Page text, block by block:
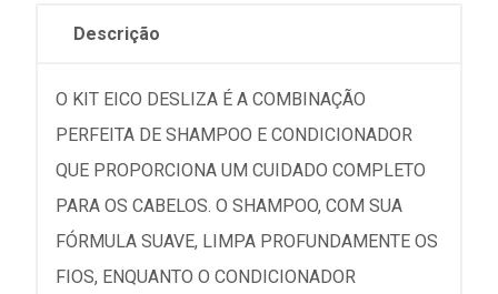
Descrição
O KIT EICO DESLIZA É A COMBINAÇÃO
PERFEITA DE SHAMPOO E CONDICIONADOR
QUE PROPORCIONA UM CUIDADO COMPLETO
PARA OS CABELOS. O SHAMPOO, COM SUA
FÓRMULA SUAVE, LIMPA PROFUNDAMENTE OS
FIOS, ENQUANTO O CONDICIONADOR